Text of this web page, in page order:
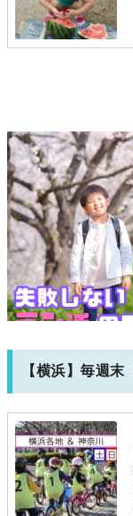
【横浜】毎週末